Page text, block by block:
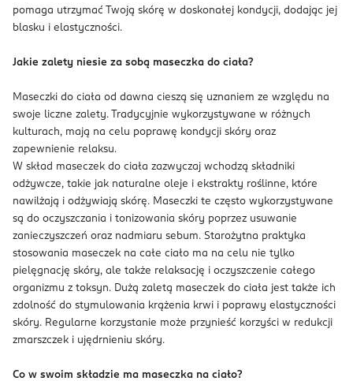
pomaga utrzymać Twoją skórę w doskonałej kondycji, dodając jej
blasku i elastyczności.
Jakie zalety niesie za sobą maseczka do ciała?
Maseczki do ciała od dawna cieszą się uznaniem ze względu na
swoje liczne zalety. Tradycyjnie wykorzystywane w różnych
kulturach, mają na celu poprawę kondycji skóry oraz
zapewnienie relaksu.
W skład maseczek do ciała zazwyczaj wchodzą składniki
odżywcze, takie jak naturalne oleje i ekstrakty roślinne, które
nawilżają i odżywiają skórę. Maseczki te często wykorzystywane
są do oczyszczania i tonizowania skóry poprzez usuwanie
zanieczyszczeń oraz nadmiaru sebum. Starożytna praktyka
stosowania maseczek na całe ciało ma na celu nie tylko
pielęgnację skóry, ale także relaksację i oczyszczenie całego
organizmu z toksyn. Dużą zaletą maseczek do ciała jest także ich
zdolność do stymulowania krążenia krwi i poprawy elastyczności
skóry. Regularne korzystanie może przynieść korzyści w redukcji
zmarszczek i ujędrnieniu skóry.
Co w swoim składzie ma maseczka na ciało?